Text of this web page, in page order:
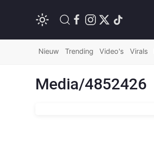
Nieuw Trending Video's Virals
Media/4852426